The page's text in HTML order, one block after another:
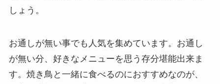
しょう。
お通しが無い事でも人気を集めています。お通し
が無い分、好きなメニューを思う存分堪能出来ま
す。焼き鳥と一緒に食べるのにおすすめなのが、